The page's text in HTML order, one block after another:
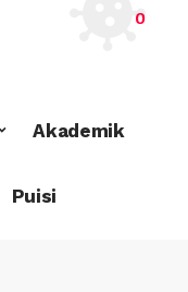
0
Akademik
Puisi